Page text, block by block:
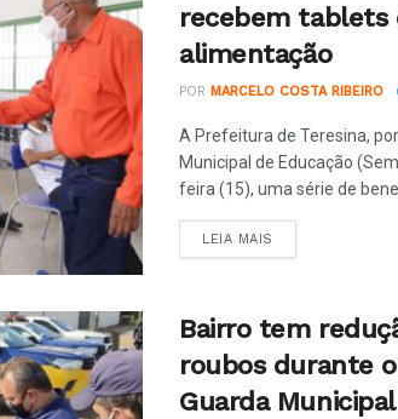
recebem tablets
alimentação
POR MARCELO COSTA RIBEIRO
A Prefeitura de Teresina,
Municipal de Educação
feira (15), uma série de
LEIA MAIS
Bairro tem
roubos durante
Guarda Municipal